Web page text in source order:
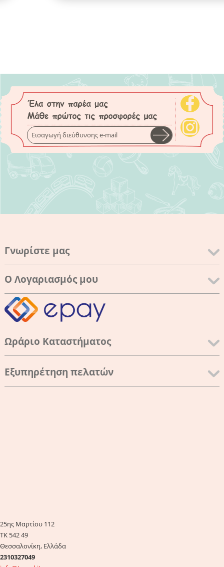
Γνωρίστε μας
Ο Λογαριασμός μου
Ωράριο Καταστήματος
Εξυπηρέτηση πελατών
25ης Μαρτίου 112
ΤΚ 542 49
Θεσσαλονίκη, Ελλάδα
2310327049